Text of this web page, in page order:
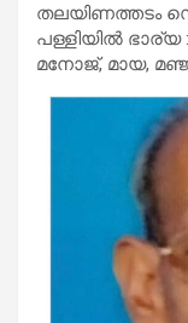
തലയിണത്തടം
പള്ളിയിൽ ഭാര്യ
മനോജ്, മായ,